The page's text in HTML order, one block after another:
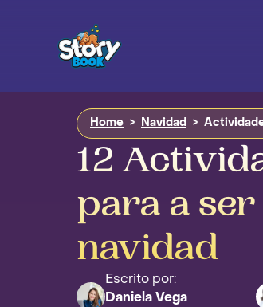
Home > Navidad >
12
para a
navidad
Escrito por:
Daniela Vega